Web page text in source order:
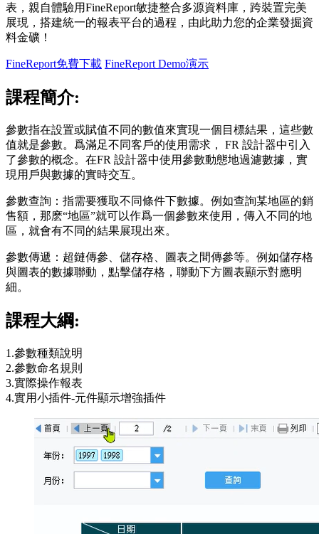
表，親自體驗用FineReport敏捷整合多源資料庫，跨裝置完美
展現，搭建統一的報表平台的過程，由此助力您的企業發掘資
料金礦！
FineReport免費下載 FineReport Demo演示
課程簡介:
參數指在設置或賦值不同的數值來實現一個目標結果，這些數
值就是參數。爲滿足不同客戶的使用需求， FR 設計器中引入
了參數的概念。在FR 設計器中使用參數動態地過濾數據，實
現用戶與數據的實時交互。
參數查詢：指需要獲取不同條件下數據。例如查詢某地區的銷
售額，那麽“地區”就可以作爲一個參數來使用，傳入不同的地
區，就會有不同的結果展現出來。
參數傳遞：超鏈傳參、儲存格、圖表之間傳參等。例如儲存格
與圖表的數據聯動，點擊儲存格，聯動下方圖表顯示對應明
細。
課程大綱:
1.參數種類說明
2.參數命名規則
3.實際操作報表
4.實用小插件-元件顯示增強插件